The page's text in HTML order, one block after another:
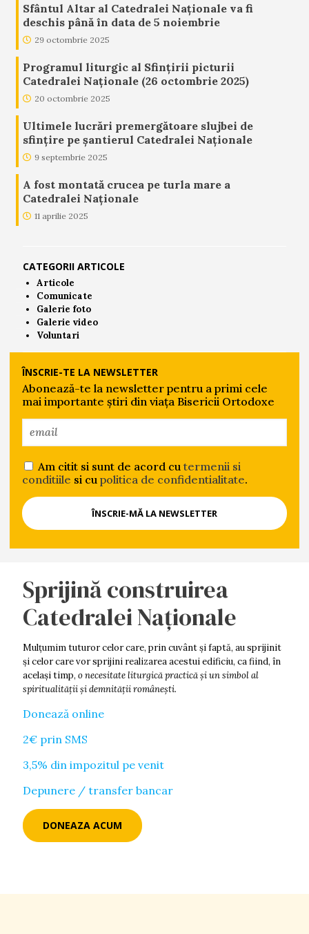
Sfântul Altar al Catedralei Naționale va fi
deschis până în data de 5 noiembrie
29 octombrie 2025
Programul liturgic al Sfințirii picturii
Catedralei Naționale (26 octombrie 2025)
20 octombrie 2025
Ultimele lucrări premergătoare slujbei de
sfințire pe șantierul Catedralei Naționale
9 septembrie 2025
A fost montată crucea pe turla mare a
Catedralei Naționale
11 aprilie 2025
CATEGORII ARTICOLE
Articole
Comunicate
Galerie foto
Galerie video
Voluntari
ÎNSCRIE-TE LA NEWSLETTER
Abonează-te la newsletter pentru a primi cele
mai importante știri din viața Bisericii Ortodoxe
Am citit si sunt de acord cutermenii si
conditiile si cu politica de confidentialitate.
Sprijină construirea
Catedralei Naționale
Mulţumim tuturor celor care, prin cuvânt şi faptă, au sprijinit
şi celor care vor sprijini realizarea acestui edificiu, ca fiind, în
acelaşi timp, o necesitate liturgică practică şi un simbol al
spiritualităţii şi demnității româneşti.
Donează online
2€ prin SMS
3,5% din impozitul pe venit
Depunere / transfer bancar
DONEAZA ACUM